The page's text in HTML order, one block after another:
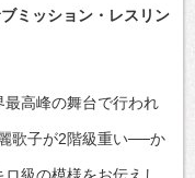
ミッション・レスリン
高峰の舞台で行われ
歌子が2階級重い──か
級の模様をお伝えし